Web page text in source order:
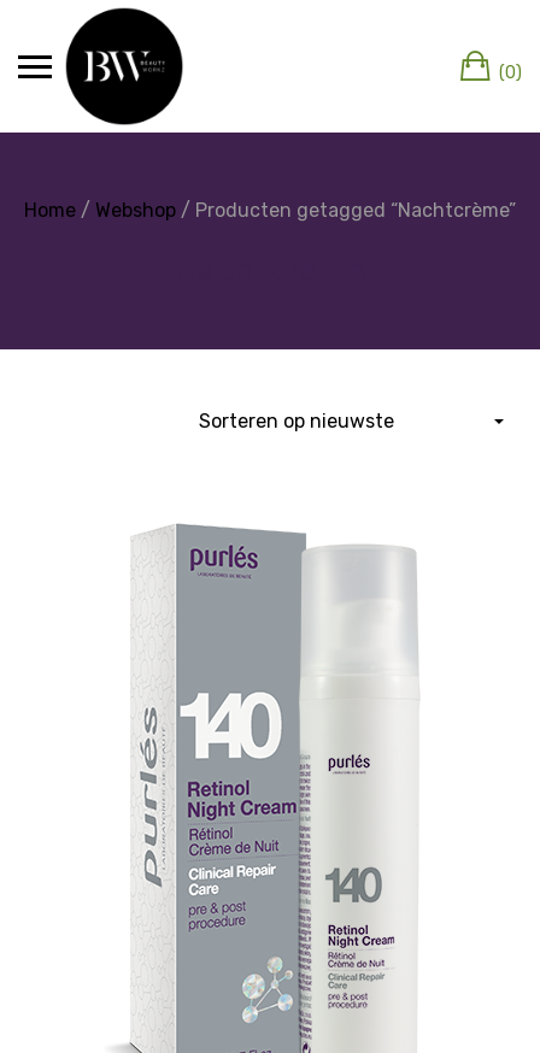
(0)
Home / Webshop / Producten getagged “Nachtcrème”